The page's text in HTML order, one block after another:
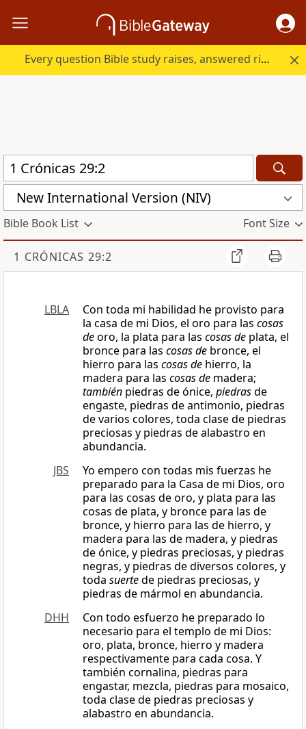
Every question Bible study raises, answered right here.
New International Version (NIV)
Bible Book List Font Size
1 CRÓNICAS 29:2
LBLA
Con toda mi habilidad he provisto para
la casa de mi Dios, el oro para las cosas
deoro, la plata para las cosas de plata, el
bronce para las cosas de bronce, el
hierro para las cosas de hierro, la
madera para las cosas de madera;
también piedras de ónice, piedrasde
engaste, piedras de antimonio, piedras
de varios colores, toda clase de piedras
preciosas y piedras de alabastro en
abundancia.
JBS
Yo empero con todas mis fuerzas he
preparado para la Casa de mi Dios, oro
para las cosas de oro, y plata para las
cosas de plata, y bronce para las de
bronce, y hierro para las de hierro, y
madera para las de madera, y piedras
de ónice, y piedras preciosas, y piedras
negras, y piedras de diversos colores, y
toda suertede piedras preciosas, y
piedras de mármol en abundancia.
DHH
Con todo esfuerzo he preparado lo
necesario para el templo de mi Dios:
oro, plata, bronce, hierro y madera
respectivamente para cada cosa. Y
también cornalina, piedras para
engastar, mezcla, piedras para mosaico,
toda clase de piedras preciosas y
alabastro en abundancia.